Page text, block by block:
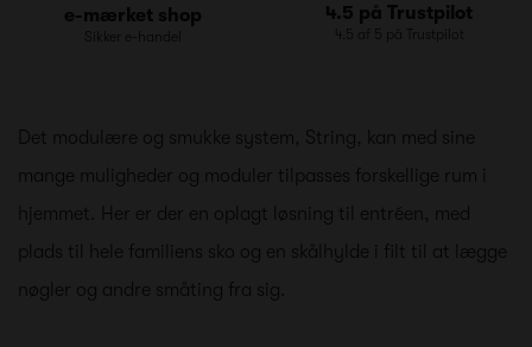
e-mærket shop
Sikker e-handel
4.5 på Trustpilot
4.5 af 5 på Trustpilot
Det modulære og smukke system, String, kan med sine
mange muligheder og moduler tilpasses forskellige rum i
hjemmet. Her er der en oplagt løsning til entréen, med
plads til hele familiens sko og en skålhylde i filt til at lægge
nøgler og andre småting fra sig.